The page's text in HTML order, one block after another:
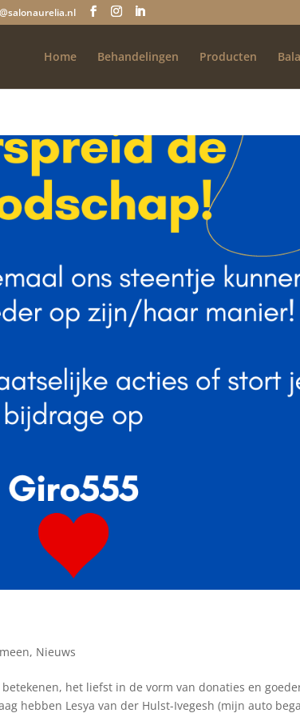
Home Behandelingen Producten
, Nieuws
het liefst in de vorm van donaties en
hebben Lesya van der Hulst-Ivegesh (mijn auto